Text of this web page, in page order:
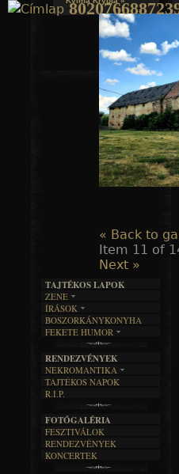
Jump
« Back to
Item 11 of
Next »
TAJTÉKOS LAPOK
ZENE
EGYÜTTESEK
INTERJÚK
FORDÍTÁSOK
DALSZÖVEGEK
ÍRÁSOK
IRODALOM
FILM
MŰVÉSZET
ÍRÁSTÖRTÉNET
BOSZORKÁNYKONYHA
FEKETE HUMOR
SZÖVEGES
RENDEZVÉNYEK
NEKROMANTIKA
AKTUÁLIS
A MÚLT
TAJTÉKOS NAPOK
R.I.P.
FOTÓGALÉRIA
FESZTIVÁLOK
RENDEZVÉNYEK
KONCERTEK